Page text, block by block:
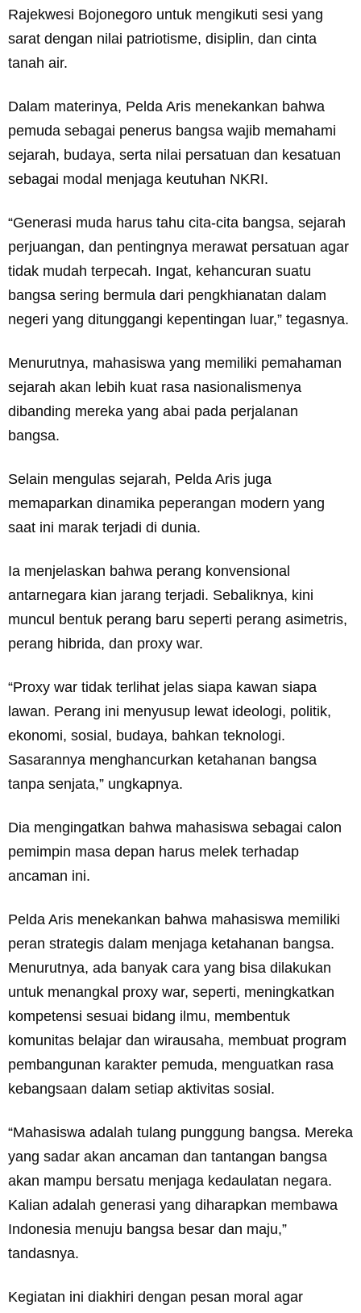
Rajekwesi Bojonegoro untuk mengikuti sesi yang
sarat dengan nilai patriotisme, disiplin, dan cinta
tanah air.
Dalam materinya, Pelda Aris menekankan bahwa
pemuda sebagai penerus bangsa wajib memahami
sejarah, budaya, serta nilai persatuan dan kesatuan
sebagai modal menjaga keutuhan NKRI.
“Generasi muda harus tahu cita-cita bangsa, sejarah
perjuangan, dan pentingnya merawat persatuan agar
tidak mudah terpecah. Ingat, kehancuran suatu
bangsa sering bermula dari pengkhianatan dalam
negeri yang ditunggangi kepentingan luar,” tegasnya.
Menurutnya, mahasiswa yang memiliki pemahaman
sejarah akan lebih kuat rasa nasionalismenya
dibanding mereka yang abai pada perjalanan
bangsa.
Selain mengulas sejarah, Pelda Aris juga
memaparkan dinamika peperangan modern yang
saat ini marak terjadi di dunia.
Ia menjelaskan bahwa perang konvensional
antarnegara kian jarang terjadi. Sebaliknya, kini
muncul bentuk perang baru seperti perang asimetris,
perang hibrida, dan proxy war.
“Proxy war tidak terlihat jelas siapa kawan siapa
lawan. Perang ini menyusup lewat ideologi, politik,
ekonomi, sosial, budaya, bahkan teknologi.
Sasarannya menghancurkan ketahanan bangsa
tanpa senjata,” ungkapnya.
Dia mengingatkan bahwa mahasiswa sebagai calon
pemimpin masa depan harus melek terhadap
ancaman ini.
Pelda Aris menekankan bahwa mahasiswa memiliki
peran strategis dalam menjaga ketahanan bangsa.
Menurutnya, ada banyak cara yang bisa dilakukan
untuk menangkal proxy war, seperti, meningkatkan
kompetensi sesuai bidang ilmu, membentuk
komunitas belajar dan wirausaha, membuat program
pembangunan karakter pemuda, menguatkan rasa
kebangsaan dalam setiap aktivitas sosial.
“Mahasiswa adalah tulang punggung bangsa. Mereka
yang sadar akan ancaman dan tantangan bangsa
akan mampu bersatu menjaga kedaulatan negara.
Kalian adalah generasi yang diharapkan membawa
Indonesia menuju bangsa besar dan maju,”
tandasnya.
Kegiatan ini diakhiri dengan pesan moral agar